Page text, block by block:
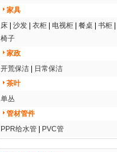
家具
床
沙发 衣柜 电视柜 餐桌 书柜
椅子
家政
开荒保洁
日常保洁
茶叶
单丛
管材管件
PPR给水管
PVC管